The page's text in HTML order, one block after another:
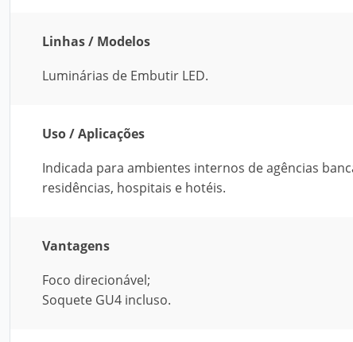
Linhas / Modelos
Luminárias de Embutir LED.
Uso / Aplicações
Indicada para ambientes internos de agências
residências, hospitais e hotéis.
Vantagens
Foco direcionável;
Soquete GU4 incluso.